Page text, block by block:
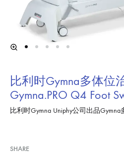
比利时Gymna多体位
Gymna.PRO Q4 Foot
比利时Gymna Uniphy公司出品
SHARE